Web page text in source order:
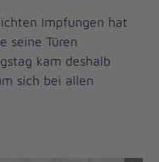
Impfungen hat
seine Türen
kam deshalb
sich bei allen